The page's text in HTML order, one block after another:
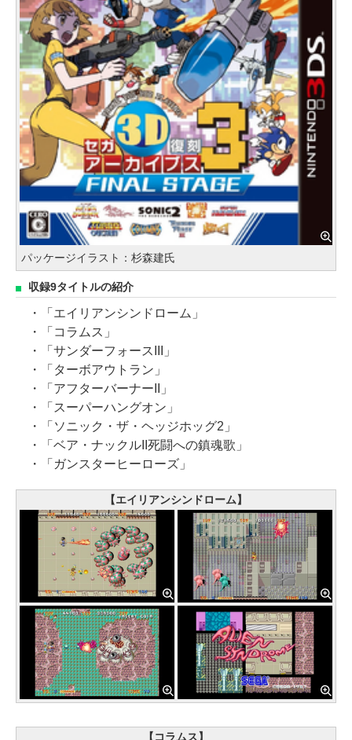
パッケージイラスト：杉森建氏
収録9タイトルの紹介
・「エイリアンシンドローム」
・「コラムス」
・「サンダーフォースIII」
・「ターボアウトラン」
・「アフターバーナーII」
・「スーパーハングオン」
・「ソニック・ザ・ヘッジホッグ2」
・「ベア・ナックルII死闘への鎮魂歌」
・「ガンスターヒーローズ」
【エイリアンシンドローム】
【コラムス】